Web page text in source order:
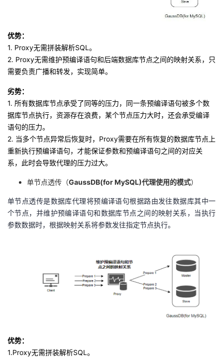
优势：
1. Proxy无需拼装解析SQL 。
2. Proxy无需维护预编译语句和后端数据库节点之间的映射关系，只
需要负责广播和转发，实现简单。
劣势：
1. 所有数据库节点承受了同等的压力，同一条预编译语句被多个数
据库节点执行，资源存在浪费，某个节点压力大时，还会承受编译
语句的压力。
2. 当多个节点异常后恢复时， Proxy需要在所有恢复的数据库节点上
重新执行预编译语句，才能保证参数和预编译语句之间的对应关
系，此时会导致代理的压力过大。
单节点透传（GaussDB(for MySQL)代理使用的模式）
单节点透传是数据库代理将预编译语句根据路由发往数据库其中一
个节点，并维护预编译语句和数据库节点之间的映射关系，当执行
参数数据时，根据映射关系将参数发往指定节点执行。
优势：
1.Proxy无需拼装解析SQL 。